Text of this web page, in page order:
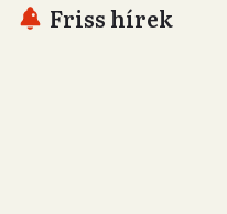
Friss hírek